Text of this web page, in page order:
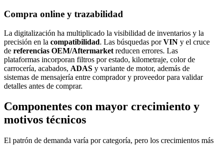
Compra online y trazabilidad
La digitalización ha multiplicado la visibilidad de inventarios y la
precisión en la compatibilidad. Las búsquedas porVIN y el cruce
de referencias OEM/Aftermarket reducen errores. Las
plataformas incorporan filtros por estado, kilometraje, color de
carrocería, acabados, ADAS y variante de motor, además de
sistemas de mensajería entre comprador y proveedor para validar
detalles antes de comprar.
Componentes con mayor crecimiento y
motivos técnicos
El patrón de demanda varía por categoría, pero los crecimientos más